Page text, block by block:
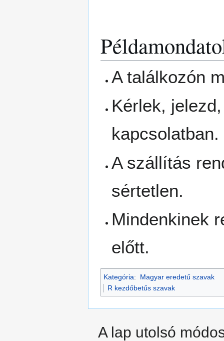
A találkozón
Kérlek,
kapcsolatban.
A szállítás
sértetlen.
Mindenkinek
előtt.
Kategória:
Magyar eredetű szavak
R kezdőbetűs szavak
A lap utolsó